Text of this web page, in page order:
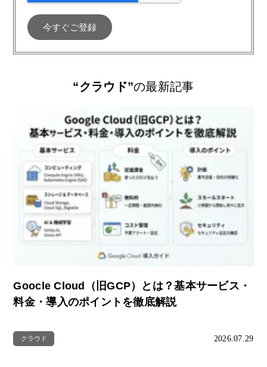
“クラウド”の最新記事
Goocle Cloud（旧GCP）とは？基本サービス・
料金・導入のポイントを徹底解説
クラウド 2026.07.29